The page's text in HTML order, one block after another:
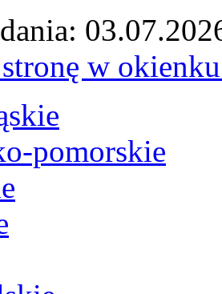
w
pomorskie